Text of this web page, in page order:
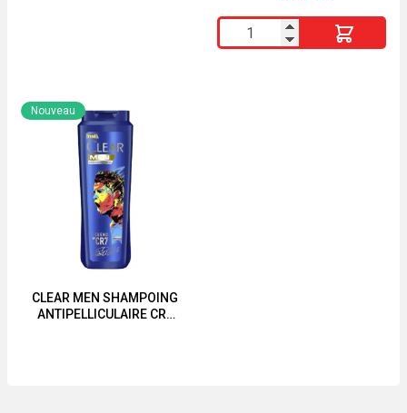
quantité
de
CLEAR MEN SHAMPOING
ANTIPELLICULAIRE CR7
Nouveau